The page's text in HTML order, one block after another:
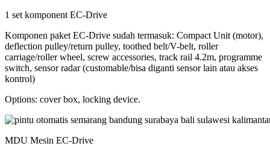
1 set komponent EC-Drive
Komponen paket EC-Drive sudah termasuk: Compact Unit (motor),
deflection pulley/return pulley, toothed belt/V-belt, roller
carriage/roller wheel, screw accessories, track rail 4.2m, programme
switch, sensor radar (customable/bisa diganti sensor lain atau akses
kontrol)
Options: cover box, locking device.
MDU Mesin EC-Drive